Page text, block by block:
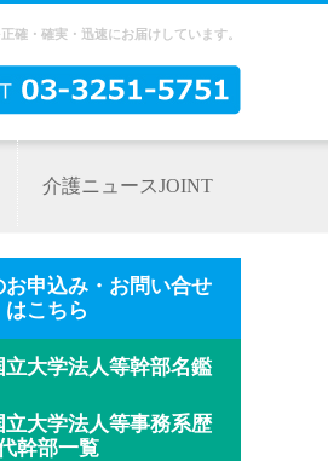
確・確実・迅速にお届けしています。
介護ニュースJOINT
申込み・お問い合せ
はこちら
大学法人等幹部名鑑
大学法人等事務系歴
幹部一覧